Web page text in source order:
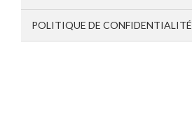
POLITIQUE DE CONFIDENTIALITÉ